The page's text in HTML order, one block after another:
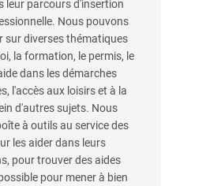
leur parcours d'insertion
Nous pouvons
sur diverses thématiques
la formation, le permis, le
dans les démarches
l'accès aux loisirs et à la
d'autres sujets. Nous
à outils au service des
les aider dans leurs
pour trouver des aides
pour mener à bien